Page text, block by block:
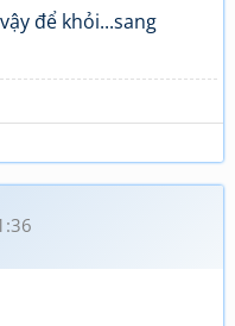
để khỏi...sang